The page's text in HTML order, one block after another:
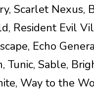
Scarlet Nexus,
Resident Evil
Echo
Tunic, Sable,
Way to the